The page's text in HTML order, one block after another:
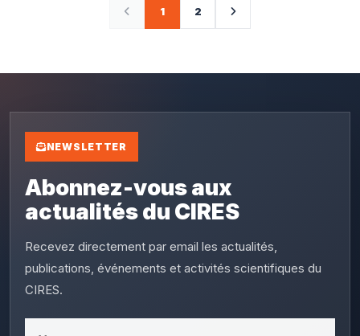
1 2
NEWSLETTER
Abonnez-vous aux
actualités du CIRES
Recevez directement par email les actualités,
publications, événements et activités scientifiques du
CIRES.